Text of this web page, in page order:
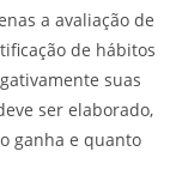
a avaliação de
de hábitos
suas
ser elaborado,
ganha e quanto